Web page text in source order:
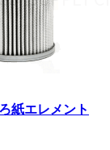
紙エレメント